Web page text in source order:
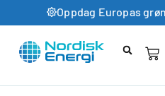
Oppdag Europas